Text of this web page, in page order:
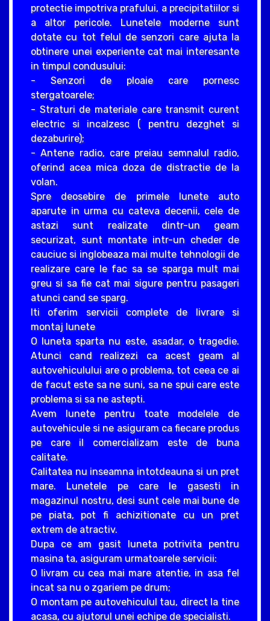
protectie impotriva prafului, a precipitatiilor si
a altor pericole. Lunetele moderne sunt
dotate cu tot felul de senzori care ajuta la
obtinere unei experiente cat mai interesante
in timpul condusului:
- Senzori de ploaie care pornesc
stergatoarele;
- Straturi de materiale care transmit curent
electric si incalzesc ( pentru dezghet si
dezaburire);
- Antene radio, care preiau semnalul radio,
oferind acea mica doza de distractie de la
volan.
Spre deosebire de primele lunete auto
aparute in urma cu cateva decenii, cele de
astazi sunt realizate dintr-un geam
securizat, sunt montate intr-un cheder de
cauciuc si inglobeaza mai multe tehnologii de
realizare care le fac sa se sparga mult mai
greu si sa fie cat mai sigure pentru pasageri
atunci cand se sparg.
Iti oferim servicii complete de livrare si
montaj lunete
O luneta sparta nu este, asadar, o tragedie.
Atunci cand realizezi ca acest geam al
autovehiculului are o problema, tot ceea ce ai
de facut este sa ne suni, sa ne spui care este
problema si sa ne astepti.
Avem lunete pentru toate modelele de
autovehicule si ne asiguram ca fiecare produs
pe care il comercializam este de buna
calitate.
Calitatea nu inseamna intotdeauna si un pret
mare. Lunetele pe care le gasesti in
magazinul nostru, desi sunt cele mai bune de
pe piata, pot fi achizitionate cu un pret
extrem de atractiv.
Dupa ce am gasit luneta potrivita pentru
masina ta, asiguram urmatoarele servicii:
O livram cu cea mai mare atentie, in asa fel
incat sa nu o zgariem pe drum;
O montam pe autovehiculul tau, direct la tine
acasa, cu ajutorul unei echipe de specialisti.